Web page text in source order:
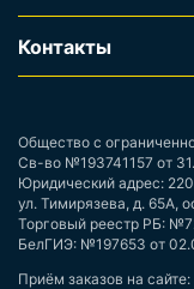
Контакты
Общество с
Св-во №193741157 от
Юридический адрес:
ул. Тимирязева, д. 65А,
Торговый реестр РБ:
БелГИЭ: №197653 от
Приём заказов на